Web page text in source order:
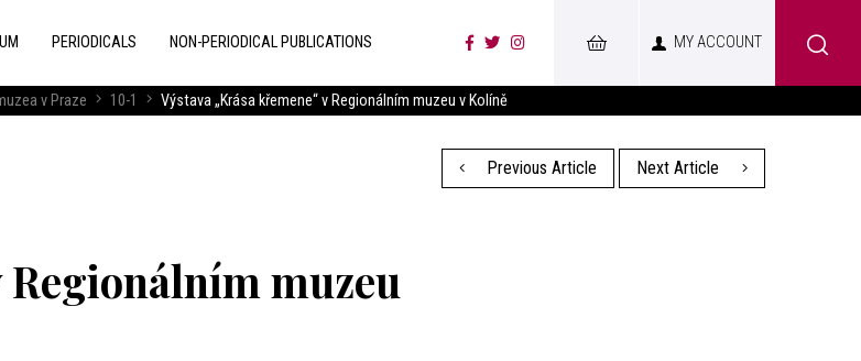
PERIODICALS NON-PERIODICAL PUBLICATIONS MY ACCOUNT
v Praze 10-1 Výstava „Krása křemene“ v Regionálním muzeu v Kolíně
Previous Article Next Article
Regionálním muzeu